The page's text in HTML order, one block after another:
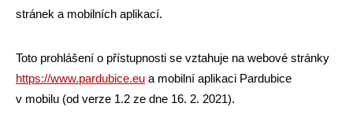
stránek a mobilních aplikací.
Toto prohlášení o přístupnosti se vztahuje na webové stránky
https://www.pardubice.eu a mobilní aplikaci Pardubice
v mobilu (od verze 1.2 ze dne 16. 2. 2021).